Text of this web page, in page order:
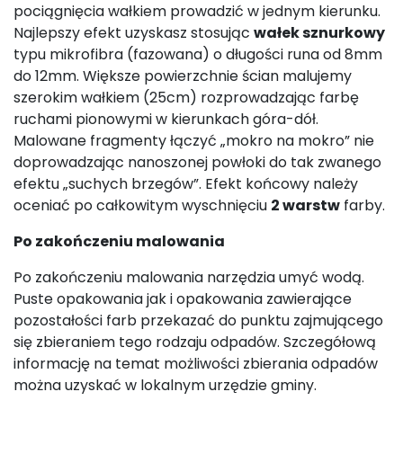
pociągnięcia wałkiem prowadzić w jednym kierunku.
Najlepszy efekt uzyskasz stosując wałek sznurkowy
typu mikrofibra (fazowana) o długości runa od 8mm
do 12mm. Większe powierzchnie ścian malujemy
szerokim wałkiem (25cm) rozprowadzając farbę
ruchami pionowymi w kierunkach góra-dół.
Malowane fragmenty łączyć „mokro na mokro” nie
doprowadzając nanoszonej powłoki do tak zwanego
efektu „suchych brzegów”. Efekt końcowy należy
oceniać po całkowitym wyschnięciu 2 warstw farby.
Po zakończeniu malowania
Po zakończeniu malowania narzędzia umyć wodą.
Puste opakowania jak i opakowania zawierające
pozostałości farb przekazać do punktu zajmującego
się zbieraniem tego rodzaju odpadów. Szczegółową
informację na temat możliwości zbierania odpadów
można uzyskać w lokalnym urzędzie gminy.